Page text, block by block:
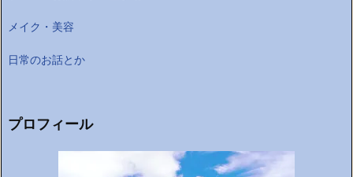
メイク・美容
日常のお話とか
プロフィール